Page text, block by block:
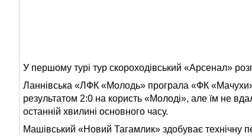
У першому турі тур скороходівський «Арсенал»
Ланнівська «ЛФК «Молодь» програла «ФК
результатом 2:0 на користь «Молоді», але їм не
останній хвилині основного часу.
Машівський «Новий Тагамлик» здобуває